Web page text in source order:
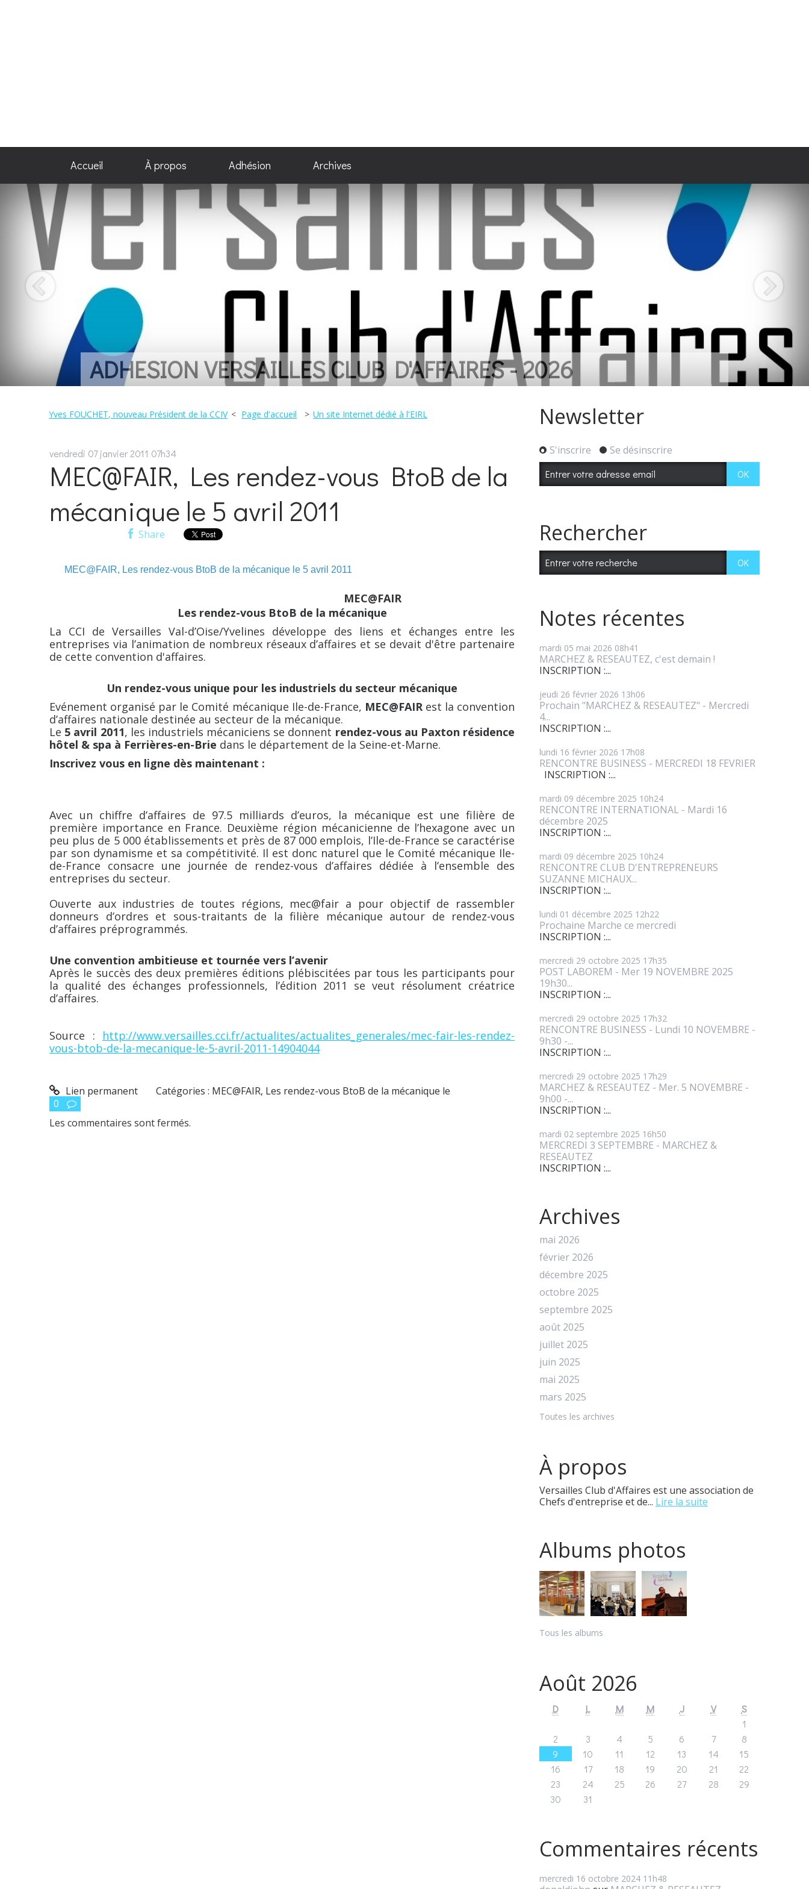
Accueil À propos Adhésion Archives
UN LIVRE POUR REMERCIER LES COMMERCANTS
Yves FOUCHET, nouveau Président de la CCIV Page d'accueil Un site Internet dédié à l'EIRL
vendredi 07 janvier 2011 07h34
MEC@FAIR, Les rendez-vous BtoB de la
mécanique le 5 avril 2011
Share
MEC@FAIR, Les rendez-vous BtoB de la mécanique le 5 avril 2011
MEC@FAIR
Les rendez-vous BtoB de la mécanique
La CCI de Versailles Val-d’Oise/Yvelines développe des liens et échanges entre les
entreprises via l’animation de nombreux réseaux d’affaires et se devait d'être partenaire
de cette convention d'affaires.
Un rendez-vous unique pour les industriels du secteur mécanique
Evénement organisé par le Comité mécanique Ile-de-France, MEC@FAIRest la convention
d’affaires nationale destinée au secteur de la mécanique.
Le 5 avril 2011, les industriels mécaniciens se donnent rendez-vous au Paxton résidence
hôtel & spa à Ferrières-en-Brie dans le département de la Seine-et-Marne.
Inscrivez vous en ligne dès maintenant :
Avec un chiffre d’affaires de 97.5 milliards d’euros, la mécanique est une filière de
première importance en France. Deuxième région mécanicienne de l’hexagone avec un
peu plus de 5 000 établissements et près de 87 000 emplois, l’Ile-de-France se caractérise
par son dynamisme et sa compétitivité. Il est donc naturel que le Comité mécanique Ile-
de-France consacre une journée de rendez-vous d’affaires dédiée à l’ensemble des
entreprises du secteur.
Ouverte aux industries de toutes régions, mec@fair a pour objectif de rassembler
donneurs d’ordres et sous-traitants de la filière mécanique autour de rendez-vous
d’affaires préprogrammés.
Une convention ambitieuse et tournée vers l’avenir
Après le succès des deux premières éditions plébiscitées par tous les participants pour
la qualité des échanges professionnels, l’édition 2011 se veut résolument créatrice
d’affaires.
Source : http://www.versailles.cci.fr/actualites/actualites_generales/mec-fair-les-rendez-
vous-btob-de-la-mecanique-le-5-avril-2011-14904044
Lien permanent Catégories : MEC@FAIR, Les rendez-vous BtoB de la mécanique le
0
Les commentaires sont fermés.
Newsletter
S'inscrire Se désinscrire
Rechercher
Notes récentes
mardi 05 mai 2026 08h41
MARCHEZ & RESEAUTEZ, c'est demain !
INSCRIPTION :...
jeudi 26 février 2026 13h06
Prochain "MARCHEZ & RESEAUTEZ" - Mercredi
4...
INSCRIPTION :...
lundi 16 février 2026 17h08
RENCONTRE BUSINESS - MERCREDI 18 FEVRIER
INSCRIPTION :...
mardi 09 décembre 2025 10h24
RENCONTRE INTERNATIONAL - Mardi 16
décembre 2025
INSCRIPTION :...
mardi 09 décembre 2025 10h24
RENCONTRE CLUB D'ENTREPRENEURS
SUZANNE MICHAUX...
INSCRIPTION :...
lundi 01 décembre 2025 12h22
Prochaine Marche ce mercredi
INSCRIPTION :...
mercredi 29 octobre 2025 17h35
POST LABOREM - Mer 19 NOVEMBRE 2025
19h30...
INSCRIPTION :...
mercredi 29 octobre 2025 17h32
RENCONTRE BUSINESS - Lundi 10 NOVEMBRE -
9h30 -...
INSCRIPTION :...
mercredi 29 octobre 2025 17h29
MARCHEZ & RESEAUTEZ - Mer. 5 NOVEMBRE -
9h00 -...
INSCRIPTION :...
mardi 02 septembre 2025 16h50
MERCREDI 3 SEPTEMBRE - MARCHEZ &
RESEAUTEZ
INSCRIPTION :...
Archives
mai 2026
février 2026
décembre 2025
octobre 2025
septembre 2025
août 2025
juillet 2025
juin 2025
mai 2025
mars 2025
Toutes les archives
À propos
Versailles Club d'Affaires est une association de
Chefs d'entreprise et de... Lire la suite
Albums photos
Tous les albums
Août 2026
D L M M J V
S
1
2
3 4 5 6 7
8
9
10 11 12 13 14
15
16
17 18 19 20 21
22
23
24 25 26 27 28
29
30
31
Commentaires récents
mercredi 16 octobre 2024 11h48